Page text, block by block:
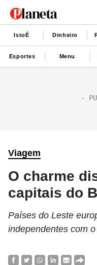
IstoÉ Dinheiro
Esportes Menu
Viagem
O charme
capitais do
Países do Leste
independentes com